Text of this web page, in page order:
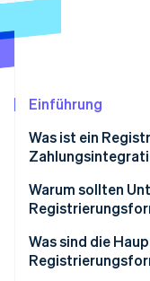
Betrugsprävention
Atlas
Online-
Einführung
Was ist ein
Warum sollten
Was sind die